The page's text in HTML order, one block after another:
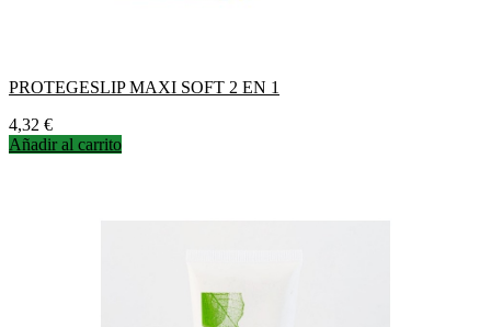
PROTEGESLIP MAXI SOFT 2 EN 1
Precio
4,32 €
Añadir al carrito